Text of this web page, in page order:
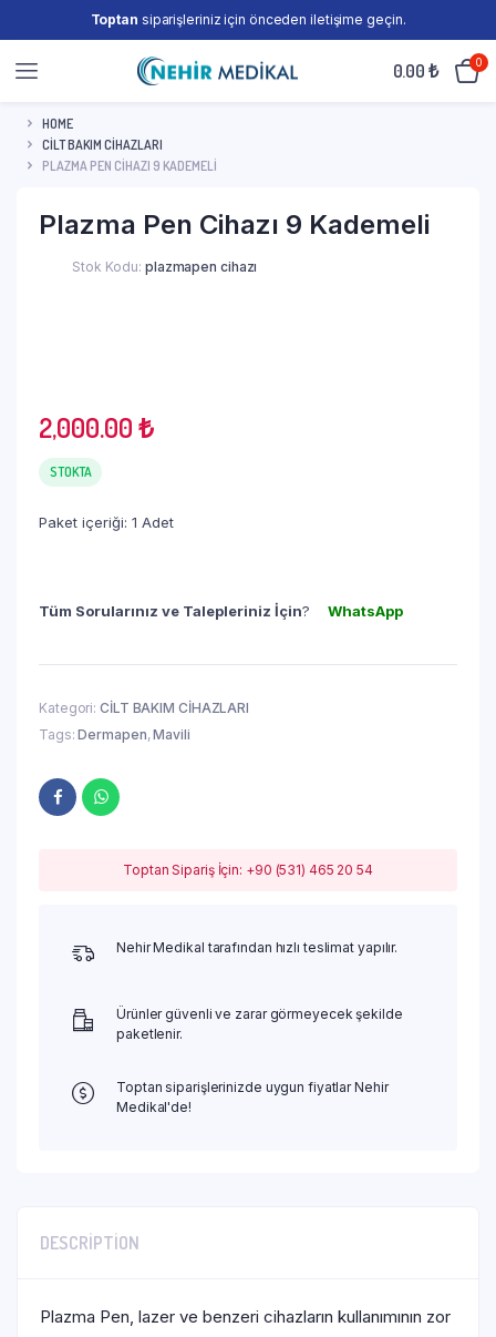
Toptan siparişleriniz için önceden iletişime geçin.
0.00₺ 0
HOME
CİLT BAKIM CİHAZLARI
PLAZMA PEN CIHAZI 9 KADEMELI
Plazma Pen Cihazı 9 Kademeli
Stok Kodu: plazmapen cihazı
2,000.00₺
STOKTA
Paket içeriği: 1 Adet
Tüm Sorularınız ve Talepleriniz İçin? WhatsApp
Kategori: CİLT BAKIM CİHAZLARI
Tags:Dermapen,Mavili
Toptan Sipariş İçin: +90 (531) 465 20 54
Nehir Medikal tarafından hızlı teslimat yapılır.
Ürünler güvenli ve zarar görmeyecek şekilde
paketlenir.
Toptan siparişlerinizde uygun fiyatlar Nehir
Medikal'de!
DESCRIPTION
Plazma Pen, lazer ve benzeri cihazların kullanımının zor